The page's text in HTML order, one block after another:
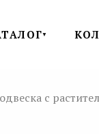
▼
с